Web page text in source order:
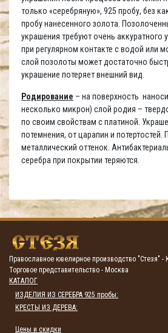
только «серебряную», 925 пробу, без
пробу нанесенного золота.
украшения требуют очень аккуратного
при регулярном контакте с водой или
слой позолоты может достаточно
украшение потеряет внешний вид.
Родирование – на поверхность
несколько микрон) слой родия –
по своим свойствам с платиной.
потемнения, от царапин и потертостей.
металлический оттенок.
серебра при покрытии теряются.
Православное ювелирное производство "Стезя" -
Торговое представительство - Москва
КАТАЛОГ
ИЗДЕЛИЯ ИЗ СЕРЕБРА 925 пробы:
КРЕСТЫ ИЗ ДЕРЕВА:
Цены и скидки